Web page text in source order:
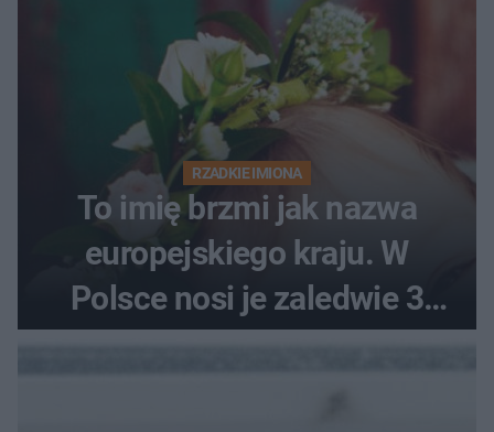
RZADKIE IMIONA
To imię brzmi jak nazwa
europejskiego kraju. W
Polsce nosi je zaledwie 3